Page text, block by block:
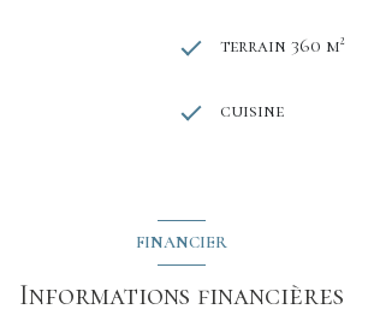
terrain 360 m²
cuisine
FINANCIER
Informations financières